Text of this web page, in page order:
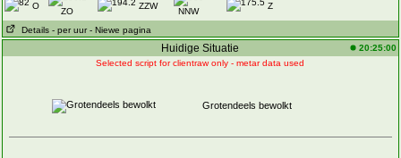
O
ZO
ZZW
NNW
Z
Details - per uur - Niewe pagina
Huidige Situatie
Selected script for clientraw only - metar data used
20:25:00
Grotendeels bewolkt